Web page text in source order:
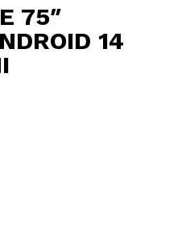
75″
14
Services